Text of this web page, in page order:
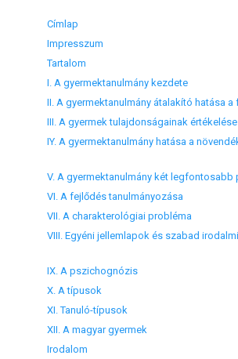
Címlap
Impresszum
Tartalom
I. A gyermektanulmány kezdete
III. A gyermek tulajdonságainak értékelése
VI. A fejlődés tanulmányozása
VII. A charakterológiai probléma
IX. A pszichognózis
X. A típusok
XI. Tanuló-típusok
XII. A magyar gyermek
Irodalom